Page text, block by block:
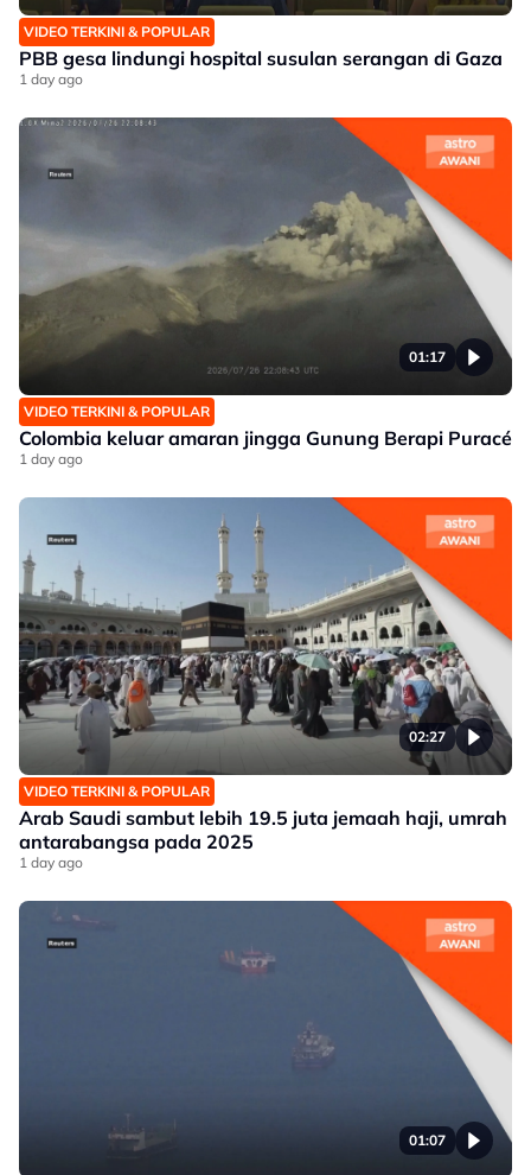
VIDEO TERKINI & POPULAR
PBB gesa lindungi hospital susulan serangan di Gaza
1 day ago
01:17
VIDEO TERKINI & POPULAR
Colombia keluar amaran jingga Gunung Berapi Puracé
1 day ago
02:27
VIDEO TERKINI & POPULAR
Arab Saudi sambut lebih 19.5 juta jemaah haji, umrah
antarabangsa pada 2025
1 day ago
01:07